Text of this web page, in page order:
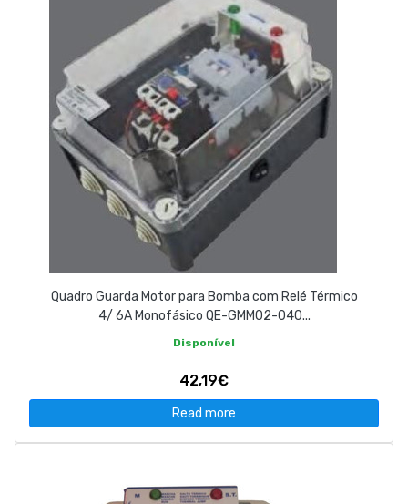
Quadro Guarda Motor para Bomba com Relé Térmico
4/ 6A Monofásico QE-GMM02-040...
Disponível
42,19€
Read more